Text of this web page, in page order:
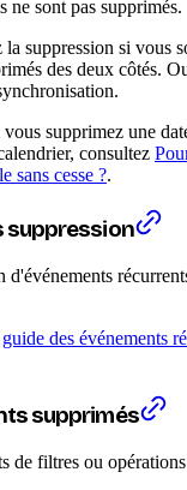
ne sont pas supprimés.
la suppression si vous
des deux côtés.
vous supprimez une
consultez
sans cesse ?.
suppression
d'événements
guide des événements
supprimés
de filtres ou opérations